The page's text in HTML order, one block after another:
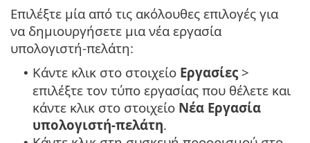
Επιλέξτε μία από τις ακόλουθες επιλογές για
να δημιουργήσετε μια νέα εργασία
υπολογιστή-πελάτη:
• Κάντε κλικ στο στοιχείο Εργασίες >
επιλέξτε τον τύπο εργασίας που θέλετε και
κάντε κλικ στο στοιχείο Νέα Εργασία
υπολογιστή-πελάτη.